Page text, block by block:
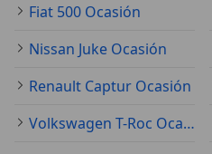
Fiat 500 Ocasión
Nissan Juke Ocasión
Renault Captur Ocasión
Volkswagen T-Roc Ocasión